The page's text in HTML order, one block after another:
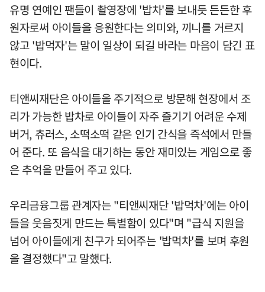
유명 연예인 팬들이 촬영장에 '밥차'를 보내듯 든든한 후
원자로써 아이들을 응원한다는 의미와, 끼니를 거르지
않고 '밥먹자'는 말이 일상이 되길 바라는 마음이 담긴 표
현이다.
티앤씨재단은 아이들을 주기적으로 방문해 현장에서 조
리가 가능한 밥차로 아이들이 자주 즐기기 어려운 수제
버거, 츄러스, 소떡소떡 같은 인기 간식을 즉석에서 만들
어 준다. 또 음식을 대기하는 동안 재미있는 게임으로 좋
은 추억을 만들어 주고 있다.
우리금융그룹 관계자는 "티앤씨재단 '밥먹차'에는 아이
들을 웃음짓게 만드는 특별함이 있다"며 "급식 지원을
넘어 아이들에게 친구가 되어주는 '밥먹차'를 보며 후원
을 결정했다"고 말했다.